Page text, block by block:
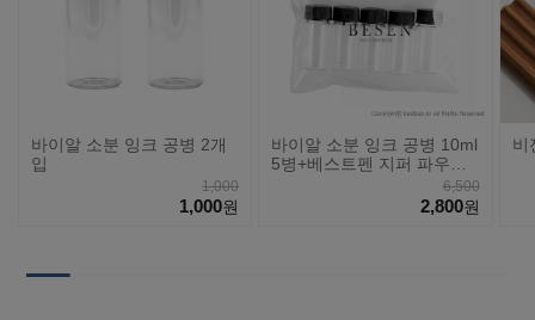
바이알 소분 잉크 공병 2개
입
1,000
1,000원
바이알 소분 잉크 공병 10ml
5병+베스트펜 지퍼 파우치
6,500
2,800원
비